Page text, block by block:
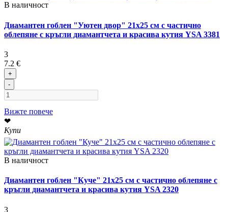
В наличност
Диамантен гоблен "Уютен двор" 21x25 см с частично
облепяне с кръгли диамантчета и красива кутия YSA 3381
3
7.2 €
+
-
Вижте повече
❤
Купи
В наличност
Диамантен гоблен "Куче" 21x25 см с частично облепяне с
кръгли диамантчета и красива кутия YSA 2320
3